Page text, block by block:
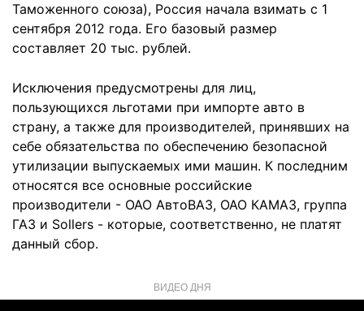
Таможенного союза), Россия начала взимать с 1
сентября 2012 года. Его базовый размер
составляет 20 тыс. рублей.
Исключения предусмотрены для лиц,
пользующихся льготами при импорте авто в
страну, а также для производителей, принявших на
себе обязательства по обеспечению безопасной
утилизации выпускаемых ими машин. К последним
относятся все основные российские
производители - ОАО АвтоВАЗ, ОАО КАМАЗ, группа
ГАЗ и Sollers - которые, соответственно, не платят
данный сбор.
ВИДЕО ДНЯ